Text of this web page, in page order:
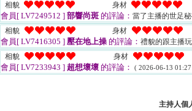
相貌 身材
會員[ LV7249512 ] 部響尚斑 的評論： 當了主播的世足
相貌
身材
會員[ LV7416305 ] 壓在地上操 的評論： 禮貌的跟主播
相貌
身材
會員[ LV7233943 ] 超想壞壞 的評論： ( 2026-06-13
主持人個